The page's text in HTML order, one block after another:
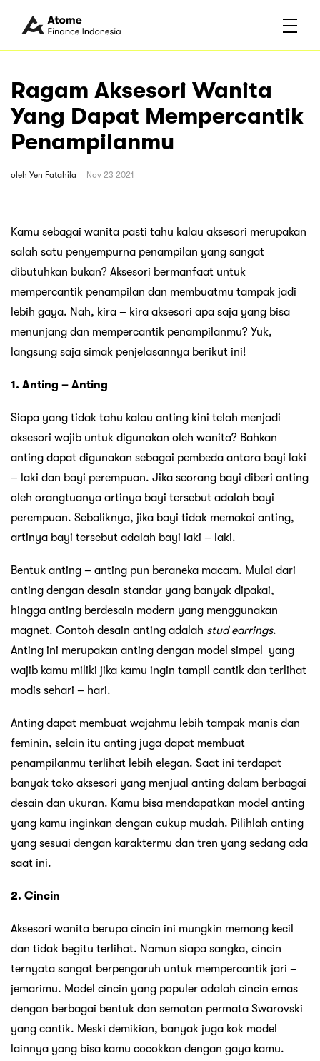
Ragam Aksesori Wanita
Yang Dapat Mempercantik
Penampilanmu
oleh Yen Fatahila Nov 23 2021
Kamu sebagai wanita pasti tahu kalau aksesori merupakan
salah satu penyempurna penampilan yang sangat
dibutuhkan bukan? Aksesori bermanfaat untuk
mempercantik penampilan dan membuatmu tampak jadi
lebih gaya. Nah, kira – kira aksesori apa saja yang bisa
menunjang dan mempercantik penampilanmu? Yuk,
langsung saja simak penjelasannya berikut ini!
1. Anting – Anting
Siapa yang tidak tahu kalau anting kini telah menjadi
aksesori wajib untuk digunakan oleh wanita? Bahkan
anting dapat digunakan sebagai pembeda antara bayi laki
– laki dan bayi perempuan. Jika seorang bayi diberi anting
oleh orangtuanya artinya bayi tersebut adalah bayi
perempuan. Sebaliknya, jika bayi tidak memakai anting,
artinya bayi tersebut adalah bayi laki – laki.
Bentuk anting – anting pun beraneka macam. Mulai dari
anting dengan desain standar yang banyak dipakai,
hingga anting berdesain modern yang menggunakan
magnet. Contoh desain anting adalah stud earrings.
Anting ini merupakan anting dengan model simpel yang
wajib kamu miliki jika kamu ingin tampil cantik dan terlihat
modis sehari – hari.
Anting dapat membuat wajahmu lebih tampak manis dan
feminin, selain itu anting juga dapat membuat
penampilanmu terlihat lebih elegan. Saat ini terdapat
banyak toko aksesori yang menjual anting dalam berbagai
desain dan ukuran. Kamu bisa mendapatkan model anting
yang kamu inginkan dengan cukup mudah. Pilihlah anting
yang sesuai dengan karaktermu dan tren yang sedang ada
saat ini.
2. Cincin
Aksesori wanita berupa cincin ini mungkin memang kecil
dan tidak begitu terlihat. Namun siapa sangka, cincin
ternyata sangat berpengaruh untuk mempercantik jari –
jemarimu. Model cincin yang populer adalah cincin emas
dengan berbagai bentuk dan sematan permata Swarovski
yang cantik. Meski demikian, banyak juga kok model
lainnya yang bisa kamu cocokkan dengan gaya kamu.